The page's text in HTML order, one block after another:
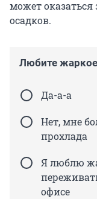
может
осадков.
Любите
Да-а-а
Нет, мне
прохлада
Я люблю
офисе